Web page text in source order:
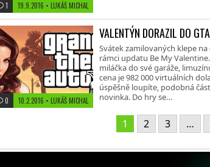
19.9.2016 • LUKÁŠ MICHAL
1
10.2.2016 • LUKÁŠ MICHAL
0
VALENTÝN DORAZIL DO
Svátek zamilovaných klepe
rámci updatu Be My
miláčka do své garáže,
cena je 982 000 virtuálních
úspěšně loupíte, podobná
novinka. Do hry se…
1 2 3 …